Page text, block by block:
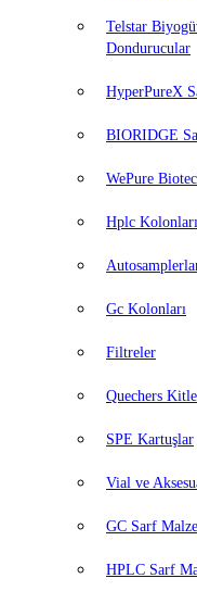
Telstar
Dondurucular
HyperPureX
BIORIDGE
WePure
Hplc Kolonları
Gc Kolonları
Filtreler
Quechers
SPE Kartuşlar
Vial ve
GC Sarf
HPLC Sarf